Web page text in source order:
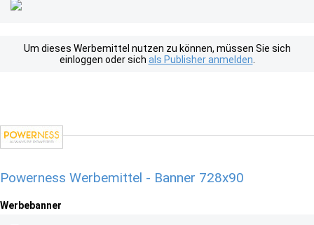
Um dieses Werbemittel nutzen zu können, müssen Sie sich
einloggen oder sich als Publisher anmelden
Powerness Werbemittel - Banner 728x90
Werbebanner